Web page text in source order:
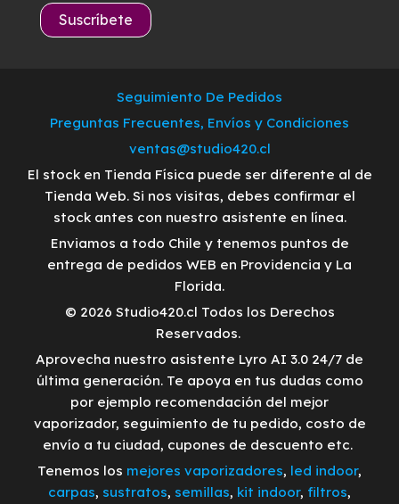
Seguimiento De Pedidos
Preguntas Frecuentes, Envíos y Condiciones
ventas@studio420.cl
El stock en Tienda Física puede ser diferente al de
Tienda Web. Si nos visitas, debes confirmar el
stock antes con nuestro asistente en línea.
Enviamos a todo Chile y tenemos puntos de
entrega de pedidos WEB en Providencia y La
Florida.
© 2026 Studio420.cl Todos los Derechos
Reservados.
Aprovecha nuestro asistente Lyro AI 3.0 24/7 de
última generación. Te apoya en tus dudas como
por ejemplo recomendación del mejor
vaporizador, seguimiento de tu pedido, costo de
envío a tu ciudad, cupones de descuento etc.
Tenemos los mejores vaporizadores, led indoor,
carpas, sustratos, semillas, kit indoor, filtros,